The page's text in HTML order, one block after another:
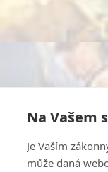
Na Vašem
Je Vaším
může daná